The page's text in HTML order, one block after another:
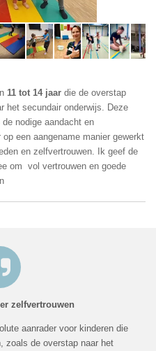
11 tot 14 jaar die de overstap
het secundair onderwijs. Deze
nodige aandacht en
een aangename manier gewerkt
en zelfvertrouwen. Ik geef de
om vol vertrouwen en goede
zelfvertrouwen
aanrader voor kinderen die
zoals de overstap naar het